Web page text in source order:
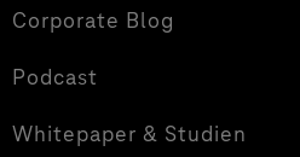
Corporate Blog
Podcast
Whitepaper & Studien